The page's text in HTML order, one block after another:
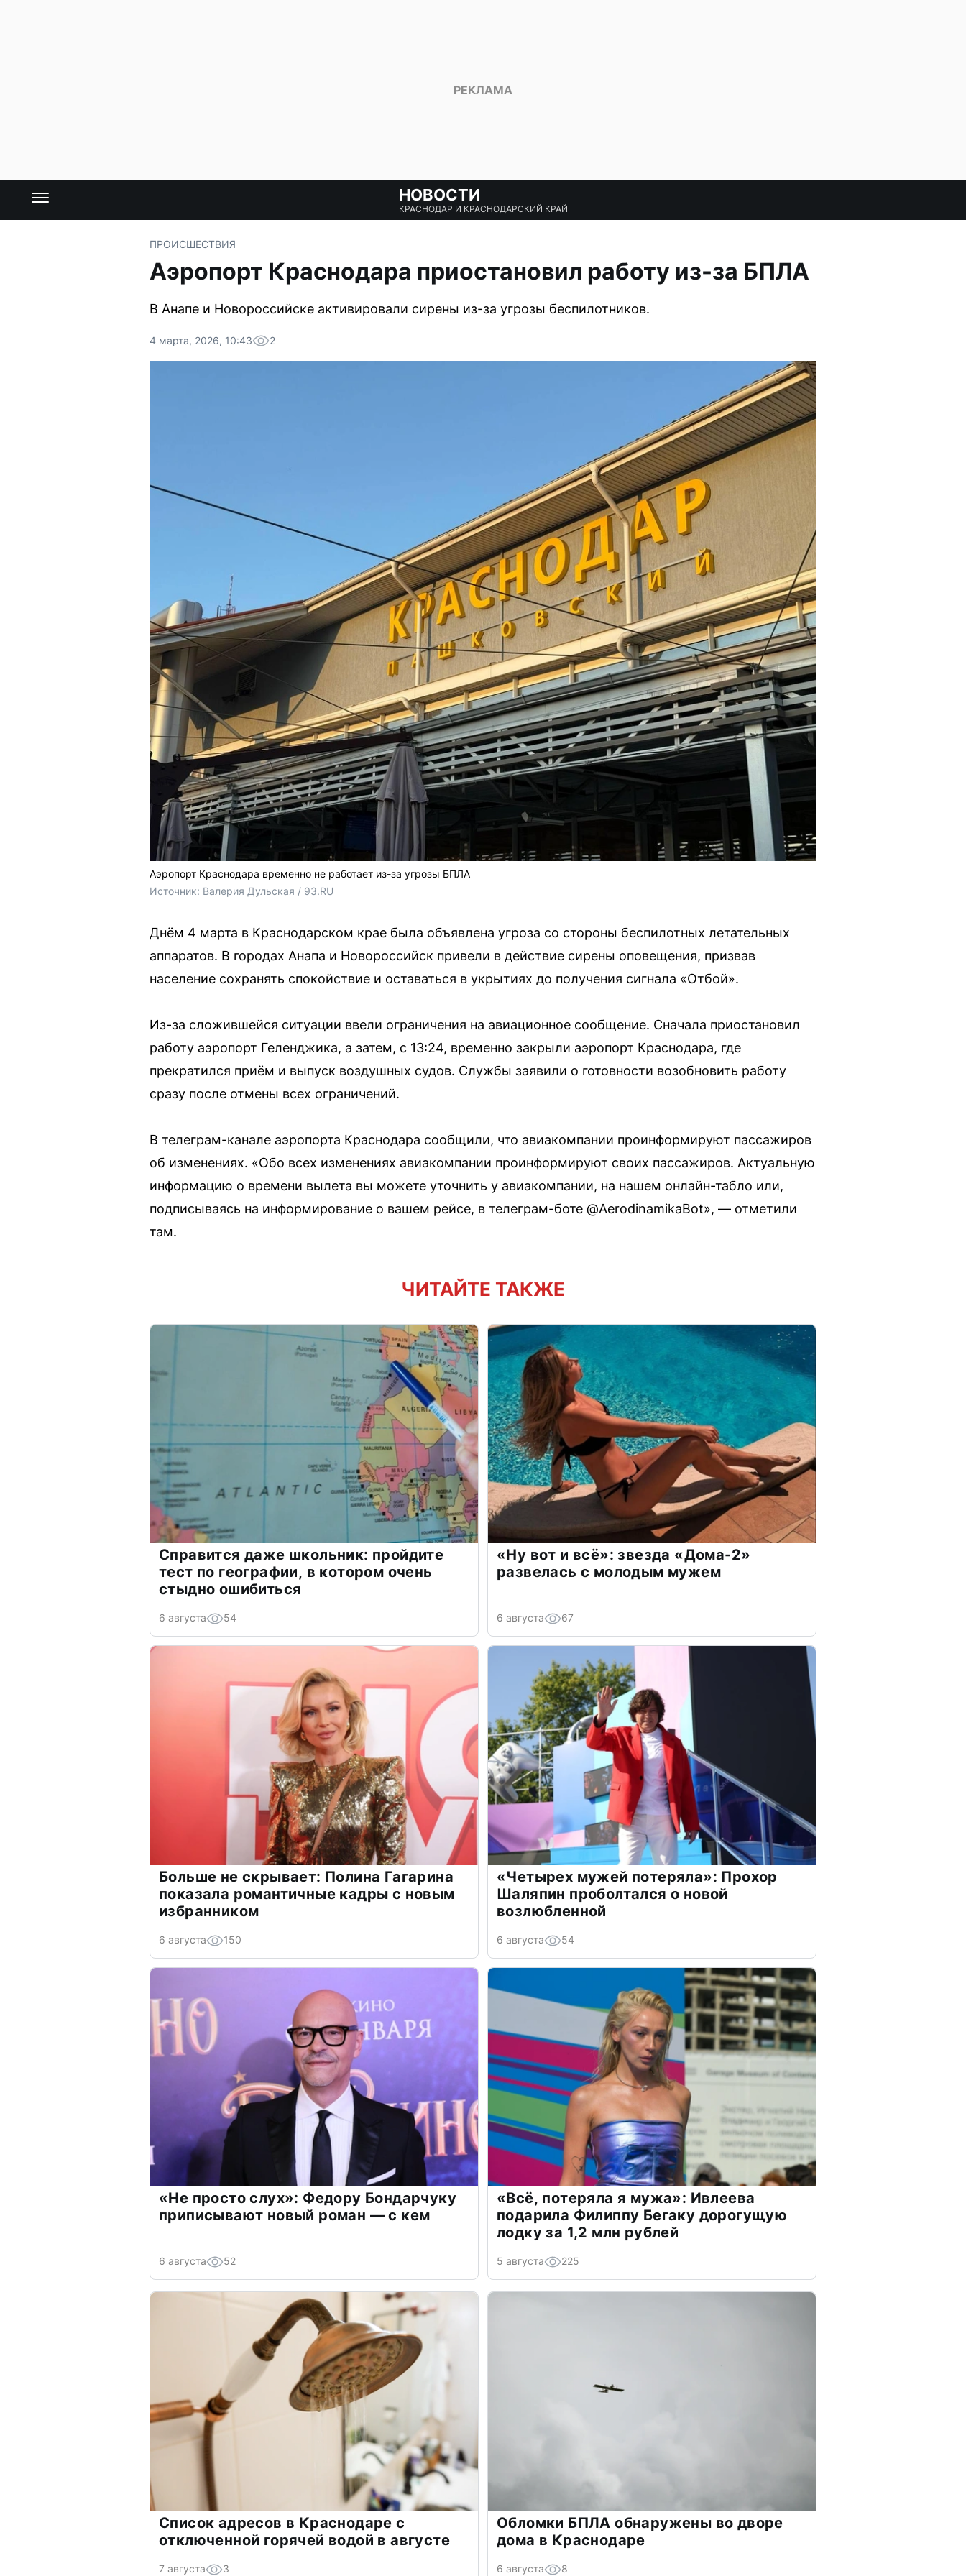
НОВОСТИ
КРАСНОДАР И КРАСНОДАРСКИЙ КРАЙ
ПРОИСШЕСТВИЯ
Аэропорт Краснодара приостановил работу из-за БПЛА
В Анапе и Новороссийске активировали сирены из-за угрозы беспилотников.
4 марта, 2026, 10:43 2
Аэропорт Краснодара временно не работает из-за угрозы БПЛА
Источник: Валерия Дульская / 93.RU
Днём 4 марта в Краснодарском крае была объявлена угроза со стороны беспилотных летательных
аппаратов. В городах Анапа и Новороссийск привели в действие сирены оповещения, призвав
население сохранять спокойствие и оставаться в укрытиях до получения сигнала «Отбой».
Из-за сложившейся ситуации ввели ограничения на авиационное сообщение. Сначала приостановил
работу аэропорт Геленджика, а затем, с 13:24, временно закрыли аэропорт Краснодара, где
прекратился приём и выпуск воздушных судов. Службы заявили о готовности возобновить работу
сразу после отмены всех ограничений.
В телеграм-канале аэропорта Краснодара сообщили, что авиакомпании проинформируют пассажиров
об изменениях. «Обо всех изменениях авиакомпании проинформируют своих пассажиров. Актуальную
информацию о времени вылета вы можете уточнить у авиакомпании, на нашем онлайн-табло или,
подписываясь на информирование о вашем рейсе, в телеграм-боте @AerodinamikaBot», — отметили
там.
ЧИТАЙТЕ ТАКЖЕ
Справится даже школьник: пройдите
тест по географии, в котором очень
стыдно ошибиться
6 августа 54
«Ну вот и всё»: звезда «Дома-2»
развелась с молодым мужем
6 августа 67
Больше не скрывает: Полина Гагарина
показала романтичные кадры с новым
избранником
6 августа 150
«Четырех мужей потеряла»: Прохор
Шаляпин проболтался о новой
возлюбленной
6 августа 54
«Не просто слух»: Федору Бондарчуку
приписывают новый роман — с кем
6 августа 52
«Всё, потеряла я мужа»: Ивлеева
подарила Филиппу Бегаку дорогущую
лодку за 1,2 млн рублей
5 августа 225
Список адресов в Краснодаре с
отключенной горячей водой в августе
7 августа 3
Обломки БПЛА обнаружены во дворе
дома в Краснодаре
6 августа 8